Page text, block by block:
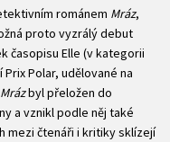
románem Mráz,
proto vyzrálý debut
časopisu Elle (v kategorii
Polar, udělované na
Mrázbyl přeložen do
a vznikl podle něj také
mezi čtenáři i kritiky sklízejí